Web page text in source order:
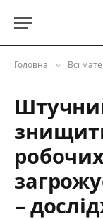
Головна » Всі
–